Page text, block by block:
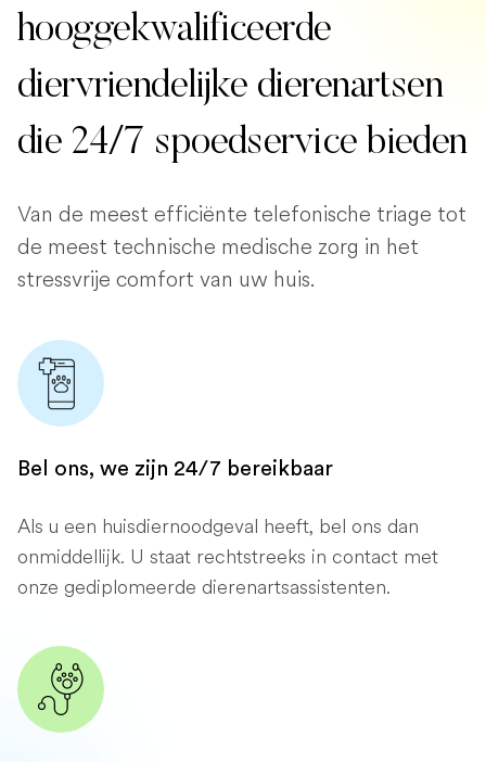
hooggekwalificeerde
diervriendelijke dierenartsen
die 24/7 spoedservice bieden
Van de meest efficiënte telefonische triage tot
de meest technische medische zorg in het
stressvrije comfort van uw huis.
Bel ons, we zijn 24/7 bereikbaar
Als u een huisdiernoodgeval heeft, bel ons dan
onmiddellijk. U staat rechtstreeks in contact met
onze gediplomeerde dierenartsassistenten.